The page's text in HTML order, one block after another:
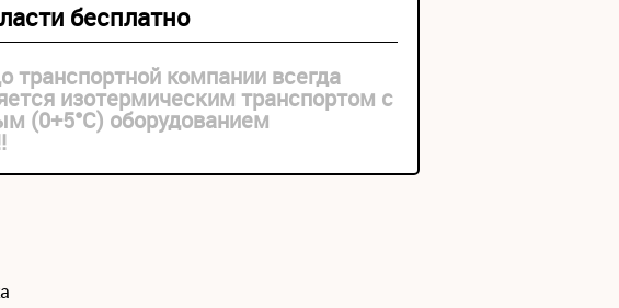
бесплатно
транспортной компании всегда
изотермическим транспортом с
(0+5°С) оборудованием